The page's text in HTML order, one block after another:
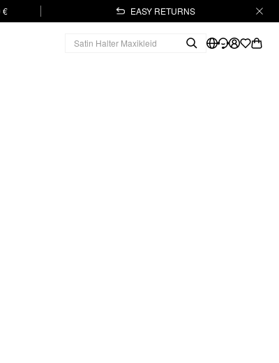
€ EASY RETURNS